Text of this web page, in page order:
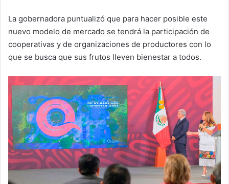
La gobernadora puntualizó que para hacer posible este
nuevo modelo de mercado se tendrá la participación de
cooperativas y de organizaciones de productores con lo
que se busca que sus frutos lleven bienestar a todos.